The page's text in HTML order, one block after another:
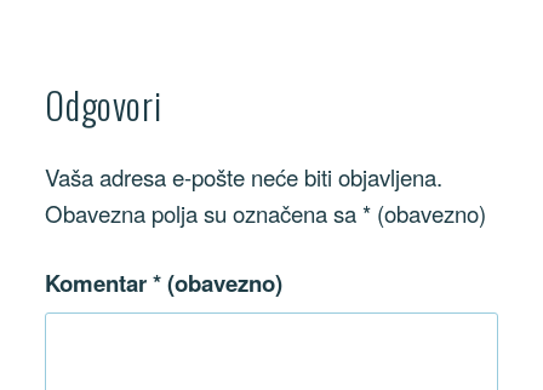
Odgovori
Vaša adresa e-pošte neće biti objavljena.
Obavezna polja su označena sa* (obavezno)
Komentar* (obavezno)